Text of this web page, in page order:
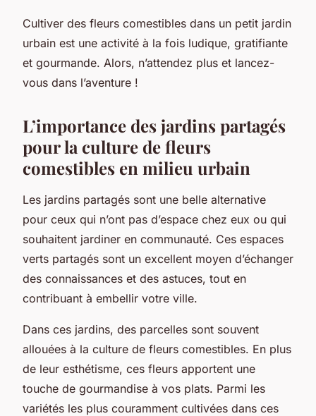
Cultiver des fleurs comestibles dans un petit jardin
urbain est une activité à la fois ludique, gratifiante
et gourmande. Alors, n’attendez plus et lancez-
vous dans l’aventure !
L’importance des jardins partagés
pour la culture de fleurs
comestibles en milieu urbain
Les jardins partagés sont une belle alternative
pour ceux qui n’ont pas d’espace chez eux ou qui
souhaitent jardiner en communauté. Ces espaces
verts partagés sont un excellent moyen d’échanger
des connaissances et des astuces, tout en
contribuant à embellir votre ville.
Dans ces jardins, des parcelles sont souvent
allouées à la culture de fleurs comestibles. En plus
de leur esthétisme, ces fleurs apportent une
touche de gourmandise à vos plats. Parmi les
variétés les plus couramment cultivées dans ces